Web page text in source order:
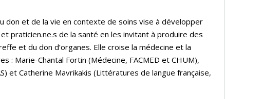
don et de la vie en contexte de soins vise à développer
praticien.ne.s de la santé en les invitant à produire des
et du don d’organes. Elle croise la médecine et la
Marie-Chantal Fortin (Médecine, FACMED et CHUM),
et Catherine Mavrikakis (Littératures de langue française,